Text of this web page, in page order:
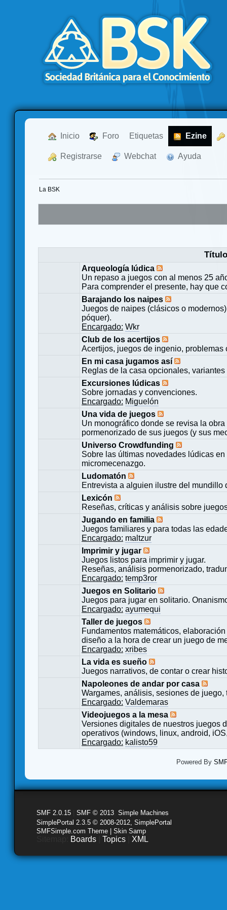
Inicio Foro Etiquetas Ezine
Registrarse Webchat Ayuda
La BSK
Título
Arqueología lúdica
Un repaso a juegos con al menos 25
Para comprender el presente, hay que
Barajando los naipes
Juegos de naipes (clásicos o
póquer).
Encargado: Wkr
Club de los acertijos
Acertijos, juegos de ingenio,
En mi casa jugamos así
Reglas de la casa opcionales,
Excursiones lúdicas
Sobre jornadas y convenciones.
Encargado: Miguelón
Una vida de juegos
Un monográfico donde se revisa la
pormenorizado de sus juegos (y sus
Universo Crowdfunding
Sobre las últimas novedades lúdicas
micromecenazgo.
Ludomatón
Entrevista a alguien ilustre del mundillo
Lexicón
Reseñas, críticas y análisis sobre
Jugando en familia
Juegos familiares y para todas las
Encargado: maltzur
Imprimir y jugar
Juegos listos para imprimir y jugar.
Reseñas, análisis pormenorizado,
Encargado: temp3ror
Juegos en Solitario
Juegos para jugar en solitario.
Encargado: ayumequi
Taller de juegos
Fundamentos matemáticos,
diseño a la hora de crear un juego de
Encargado: xribes
La vida es sueño
Juegos narrativos, de contar o crear
Napoleones de andar por casa
Wargames, análisis, sesiones de
Encargado: Valdemaras
Videojuegos a la mesa
Versiones digitales de nuestros juegos
operativos (windows, linux, android,
Encargado: kalisto59
Powered By
SMF 2.0.15 SMF © 2013 Simple Machines
SimplePortal 2.3.5 © 2008-2012, SimplePortal
SMFSimple.com Theme | Skin Samp
Boards Topics XML